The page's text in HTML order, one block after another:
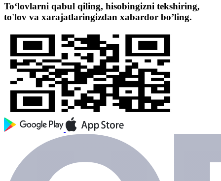
To‘lovlarni qabul qiling, hisobingizni tekshiring,
to'lov va xarajatlaringizdan xabardor bo’ling.